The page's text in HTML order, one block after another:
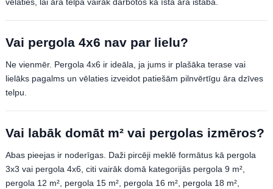
vēlaties, lai āra telpa vairāk darbotos kā īsta āra istaba.
Vai pergola 4x6 nav par lielu?
Ne vienmēr. Pergola 4x6 ir ideāla, ja jums ir plašāka terase vai
lielāks pagalms un vēlaties izveidot patiešām pilnvērtīgu āra dzīves
telpu.
Vai labāk domāt m² vai pergolas izmēros?
Abas pieejas ir noderīgas. Daži pircēji meklē formātus kā pergola
3x3 vai pergola 4x6, citi vairāk domā kategorijās pergola 9 m²,
pergola 12 m², pergola 15 m², pergola 16 m², pergola 18 m²,